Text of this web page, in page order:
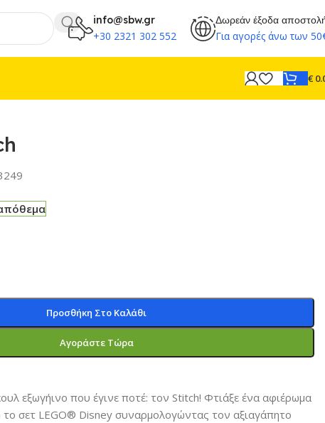
info@sbw.gr
+30 2321 302 552
Δωρεάν έξοδα
Για αγορές άνω των
€
Προσθήκη Στο Καλάθι
Αγοράστε Τώρα
εξωγήινο που έγινε ποτέ: τον Stitch! Φτιάξε ένα αφιέρωμα
το σετ LEGO® Disney συναρμολογώντας τον αξιαγάπητο